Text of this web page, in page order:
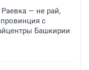
— не рай,
с
Башкирии